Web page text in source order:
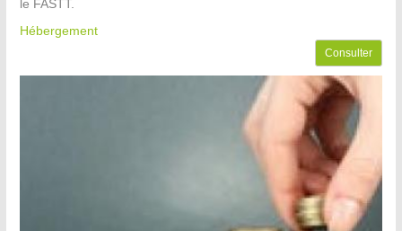
le FASTT.
Hébergement
Consulter